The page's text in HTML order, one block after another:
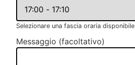
Selezionare una fascia oraria disponibile
Messaggio (facoltativo)